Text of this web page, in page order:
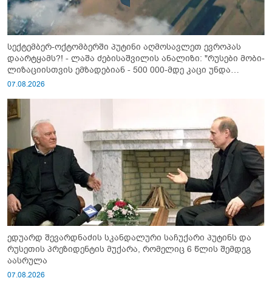
სექტემბერ-ოქტომბერში პუტინი აღმოსავლეთ ევროპას
დაარტყამს?! - ლაშა ძებისაშვილის ანალიზი: "რუსები მობი­
ლიზაციისთვის ემზადებიან - 500 000-მდე კაცი უნდა
გაიწვიონ ომში"
07.08.2026
ედუარდ შევარდნაძის სკანდალური საჩუქარი პუტინს და
რუსეთის პრეზიდენტის მუქარა, რომელიც 6 წლის შემდეგ
აასრულა
07.08.2026